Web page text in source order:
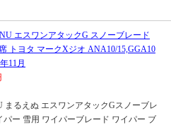
エスワンアタックG スノーブレード
トヨタ マークXジオ ANA10/15,GGA10
11月
るえぬ エスワンアタックGスノーブレ
パー 雪用 ワイパーブレード ワイパー ブ